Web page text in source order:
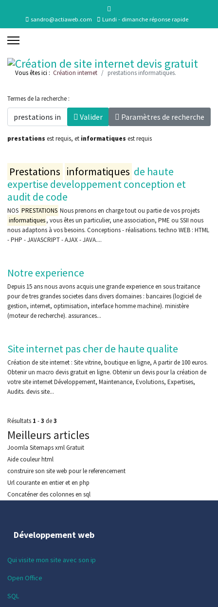
sandro@actiaweb.com Lundi - dimanche réponse rapide
Vous êtes ici : Création internet prestations informatiques.
Termes de la recherche :
Valider Paramètres de recherche
prestations est requis, et informatiques est requis
Prestations informatiques de haute
expertise developpement conception et
audit de code
NOS PRESTATIONS Nous prenons en charge tout ou partie de vos projets
informatiques , vous êtes un particulier, une association, PME ou SSII nous
nous adaptons à vos besoins. Conceptions - réalisations. techno WEB : HTML
- PHP - JAVASCRIPT - AJAX - JAVA....
Notre experience
Depuis 15 ans nous avons acquis une grande experience en sous traitance
pour de tres grandes societes dans divers domaines : bancaires (logiciel de
gestion, internet, optimisation, interface homme machine). ministère
(moteur de recherche). assurances...
Site internet pas cher de haute qualite
Création de site internet : Site vitrine, boutique en ligne, A partir de 100 euros.
Obtenir un macro devis gratuit en ligne. Obtenir un devis pour la création de
votre site internet Développement, Maintenance, Evolutions, Expertises,
Audits. devis site...
Résultats 1 -3 de3
Meilleurs articles
Joomla Sitemaps xml Gratuit
Aide couleur html
construire son site web pour le referencement
Url courante en entier et en php
Concaténer des colonnes en sql
Développement web
Qui visite mon site avec son ip
Open Office
SQL